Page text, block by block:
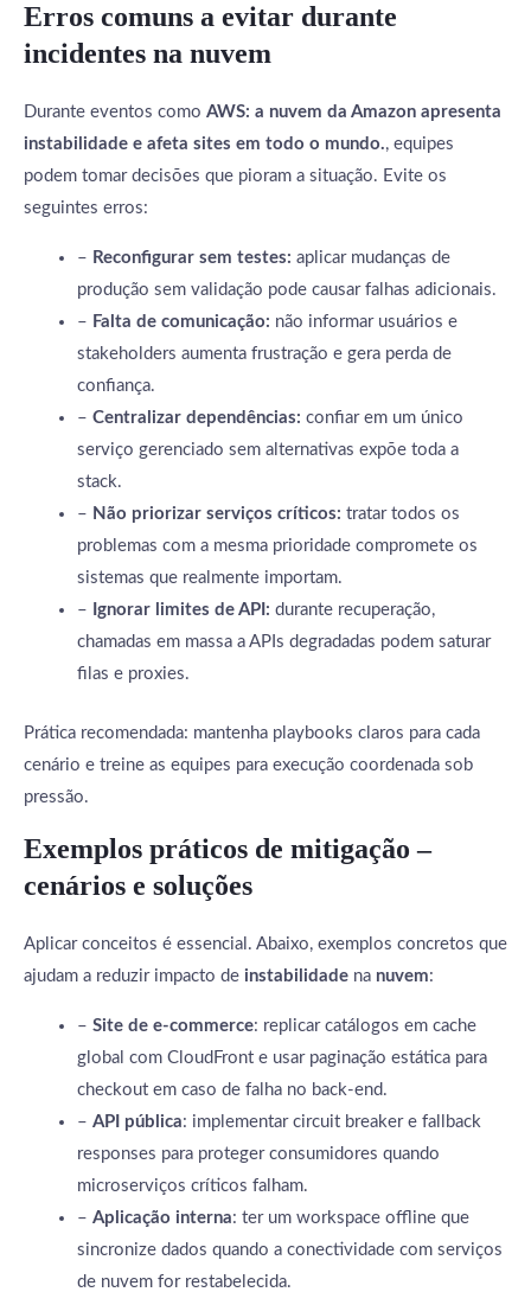
Erros comuns a evitar durante
incidentes na nuvem
Durante eventos como AWS: a nuvem da Amazon apresenta
instabilidade e afeta sites em todo o mundo., equipes
podem tomar decisões que pioram a situação. Evite os
seguintes erros:
– Reconfigurar sem testes: aplicar mudanças de
produção sem validação pode causar falhas adicionais.
– Falta de comunicação: não informar usuários e
stakeholders aumenta frustração e gera perda de
confiança.
– Centralizar dependências: confiar em um único
serviço gerenciado sem alternativas expõe toda a
stack.
– Não priorizar serviços críticos: tratar todos os
problemas com a mesma prioridade compromete os
sistemas que realmente importam.
– Ignorar limites de API: durante recuperação,
chamadas em massa a APIs degradadas podem saturar
filas e proxies.
Prática recomendada: mantenha playbooks claros para cada
cenário e treine as equipes para execução coordenada sob
pressão.
Exemplos práticos de mitigação –
cenários e soluções
Aplicar conceitos é essencial. Abaixo, exemplos concretos que
ajudam a reduzir impacto de instabilidade na nuvem:
– Site de e-commerce: replicar catálogos em cache
global com CloudFront e usar paginação estática para
checkout em caso de falha no back-end.
– API pública: implementar circuit breaker e fallback
responses para proteger consumidores quando
microserviços críticos falham.
– Aplicação interna: ter um workspace offline que
sincronize dados quando a conectividade com serviços
de nuvem for restabelecida.